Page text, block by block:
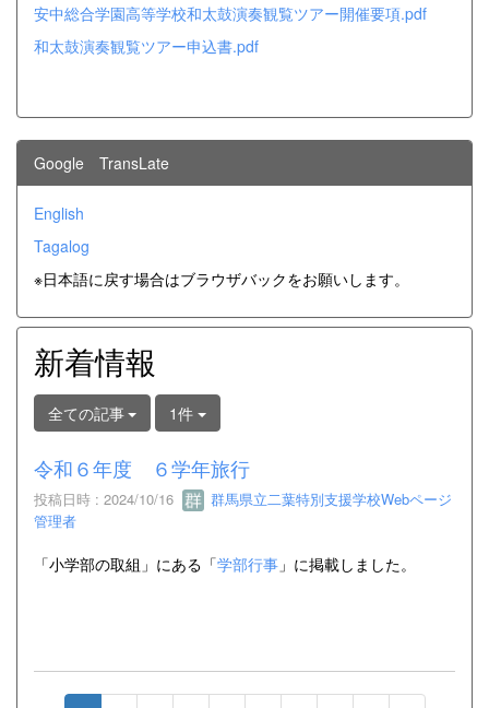
安中総合学園高等学校和太鼓演奏観覧ツアー開催要項.pdf
和太鼓演奏観覧ツアー申込書.pdf
Google TransLate
English
Tagalog
※日本語に戻す場合はブラウザバックをお願いします。
新着情報
全ての記事 1件
令和６年度 ６学年旅行
投稿日時 : 2024/10/16
群馬県立二葉特別支援学校Webページ
管理者
「小学部の取組」にある「学部行事 」に掲載しました。